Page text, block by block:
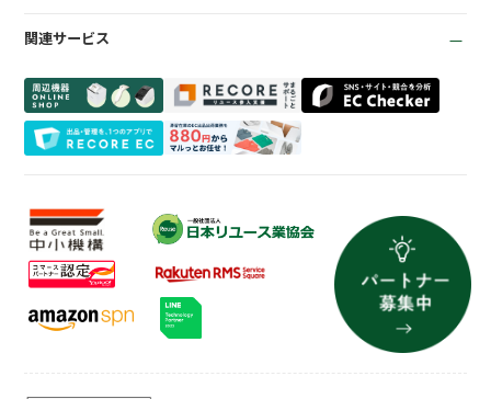
会計機能
ささげ代行サービス
商材専門店
買取専門店
トレーディングカード
よくある質問
会社概要
プライバシーポリシー
関連サービス